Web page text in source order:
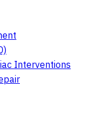
Interventions